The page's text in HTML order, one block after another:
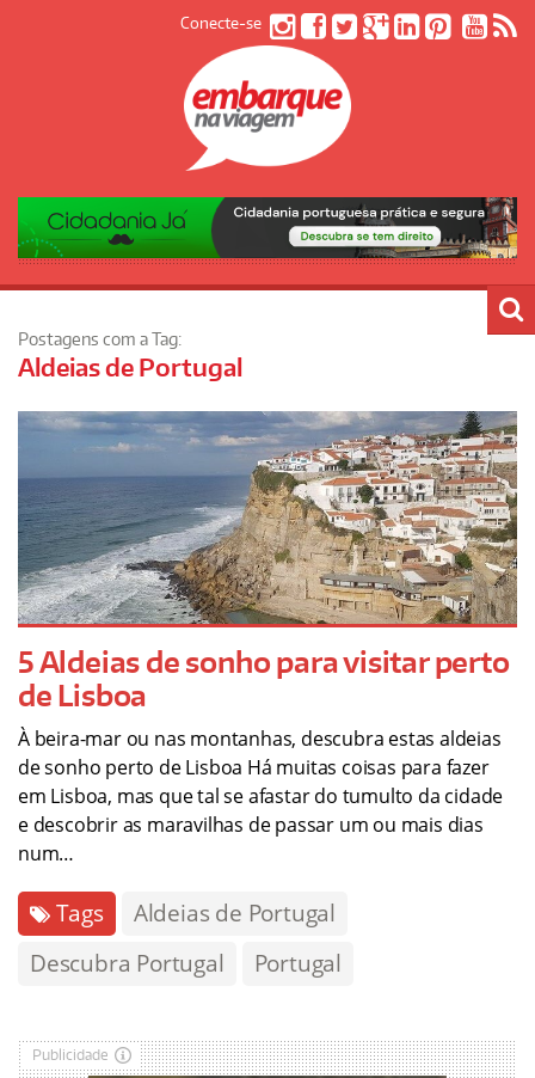
Conecte-se
Postagens com a Tag:
Aldeias de Portugal
5 Aldeias de sonho para visitar perto
de Lisboa
À beira-mar ou nas montanhas, descubra estas aldeias
de sonho perto de Lisboa Há muitas coisas para fazer
em Lisboa, mas que tal se afastar do tumulto da cidade
e descobrir as maravilhas de passar um ou mais dias
num…
Tags
Aldeias de Portugal
Descubra Portugal
Portugal
Publicidade